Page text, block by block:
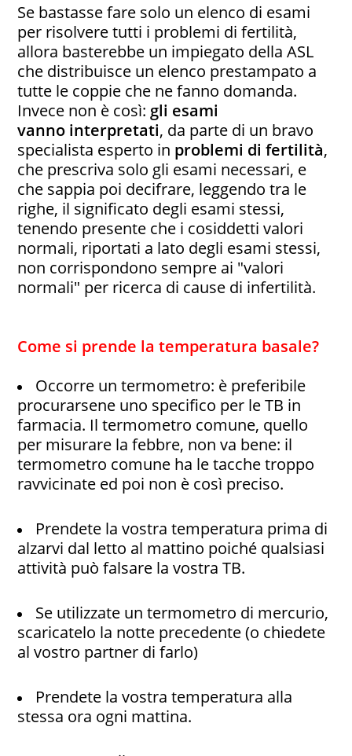
Se bastasse fare solo un elenco di esami
per risolvere tutti i problemi di fertilità,
allora basterebbe un impiegato della ASL
che distribuisce un elenco prestampato a
tutte le coppie che ne fanno domanda.
Invece non è così: gli esami
vanno interpretati, da parte di un bravo
specialista esperto in problemi di fertilità,
che prescriva solo gli esami necessari, e
che sappia poi decifrare, leggendo tra le
righe, il significato degli esami stessi,
tenendo presente che i cosiddetti valori
normali, riportati a lato degli esami stessi,
non corrispondono sempre ai "valori
normali" per ricerca di cause di infertilità.
Come si prende la temperatura basale?
Occorre un termometro: è preferibile
procurarsene uno specifico per le TB in
farmacia. Il termometro comune, quello
per misurare la febbre, non va bene: il
termometro comune ha le tacche troppo
ravvicinate ed poi non è così preciso.
Prendete la vostra temperatura prima di
alzarvi dal letto al mattino poiché qualsiasi
attività può falsare la vostra TB.
Se utilizzate un termometro di mercurio,
scaricatelo la notte precedente (o chiedete
al vostro partner di farlo)
Prendete la vostra temperatura alla
stessa ora ogni mattina.